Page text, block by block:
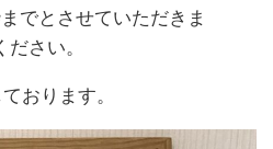
でとさせていただきま
さい。
おります。